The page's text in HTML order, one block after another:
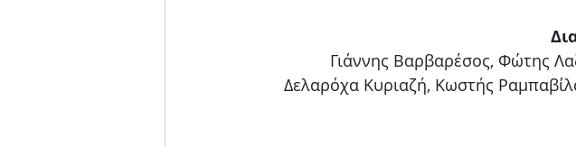
Γιάννης Βαρβαρέσος, Φώτης
Δελαρόχα Κυριαζή, Κωστής